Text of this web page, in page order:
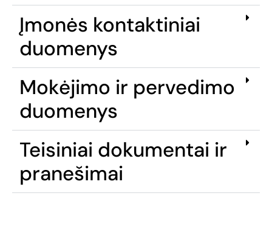
Įmonės kontaktiniai
duomenys
Mokėjimo ir pervedimo
duomenys
Teisiniai dokumentai ir
pranešimai